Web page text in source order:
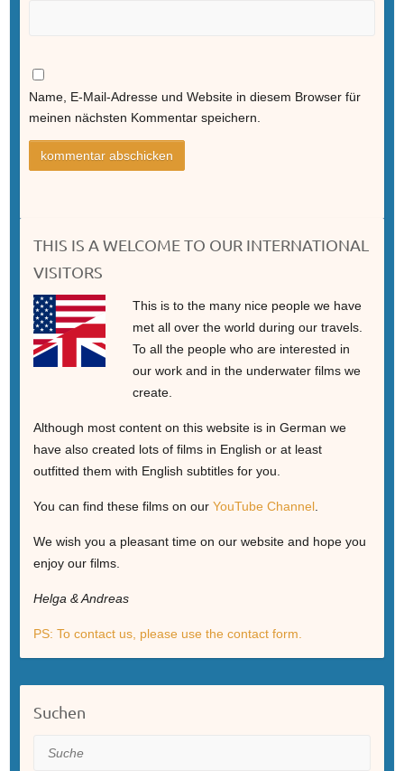
Name, E-Mail-Adresse und Website in diesem Browser für
meinen nächsten Kommentar speichern.
THIS IS A WELCOME TO OUR INTERNATIONAL
VISITORS
This is to the many nice people we have
met all over the world during our travels.
To all the people who are interested in
our work and in the underwater films we
create.
Although most content on this website is in German we
have also created lots of films in English or at least
outfitted them with English subtitles for you.
You can find these films on our YouTube Channel.
We wish you a pleasant time on our website and hope you
enjoy our films.
Helga & Andreas
PS: To contact us, please use the contact form.
Suchen
Suche